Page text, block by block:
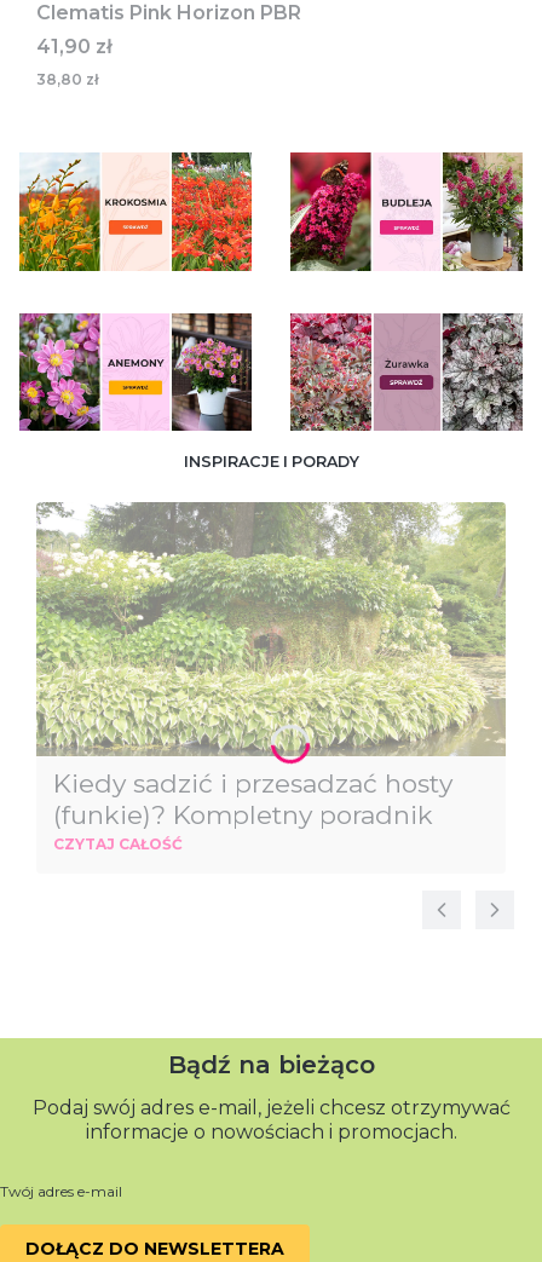
Clematis Pink Horizon PBR
Cena
41,90 zł
38,80 zł
INSPIRACJE I PORADY
Kiedy sadzić i przesadzać hosty
(funkie)? Kompletny poradnik
CZYTAJ CAŁOŚĆ
Bądź na bieżąco
Podaj swój adres e-mail, jeżeli chcesz otrzymywać
informacje o nowościach i promocjach.
Twój adres e-mail
DOŁĄCZ DO NEWSLETTERA